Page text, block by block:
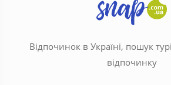
Відпочинок в Україні, пошук
відпочинку